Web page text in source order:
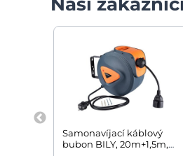
Samonavíjací káblový
bubon BILY, 20m+1,5m,